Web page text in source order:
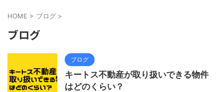
HOME > ブログ >
ブログ
ブログ
キートス不動産が取り扱いできる物件
はどのくらい？